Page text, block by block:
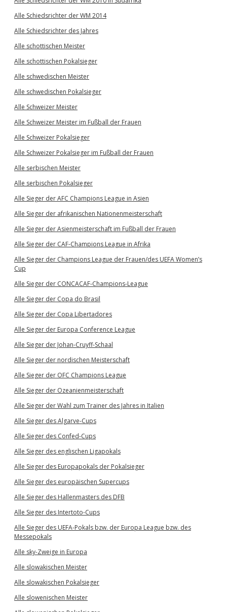
Alle Schiedsrichter der WM 2014
Alle Schiedsrichter des Jahres
Alle schottischen Meister
Alle schottischen Pokalsieger
Alle schwedischen Meister
Alle schwedischen Pokalsieger
Alle Schweizer Meister
Alle Schweizer Meister im Fußball der Frauen
Alle Schweizer Pokalsieger
Alle Schweizer Pokalsieger im Fußball der Frauen
Alle serbischen Meister
Alle serbischen Pokalsieger
Alle Sieger der AFC Champions League in Asien
Alle Sieger der afrikanischen Nationenmeisterschaft
Alle Sieger der Asienmeisterschaft im Fußball der Frauen
Alle Sieger der CAF-Champions League in Afrika
Alle Sieger der Champions League der Frauen/des UEFA Women’s
Cup
Alle Sieger der CONCACAF-Champions-League
Alle Sieger der Copa do Brasil
Alle Sieger der Copa Libertadores
Alle Sieger der Europa Conference League
Alle Sieger der Johan-Cruyff-Schaal
Alle Sieger der nordischen Meisterschaft
Alle Sieger der OFC Champions League
Alle Sieger der Ozeanienmeisterschaft
Alle Sieger der Wahl zum Trainer des Jahres in Italien
Alle Sieger des Algarve-Cups
Alle Sieger des Confed-Cups
Alle Sieger des englischen Ligapokals
Alle Sieger des Europapokals der Pokalsieger
Alle Sieger des europäischen Supercups
Alle Sieger des Hallenmasters des DFB
Alle Sieger des Intertoto-Cups
Alle Sieger des UEFA-Pokals bzw. der Europa League bzw. des
Messepokals
Alle sky-Zweige in Europa
Alle slowakischen Meister
Alle slowakischen Pokalsieger
Alle slowenischen Meister